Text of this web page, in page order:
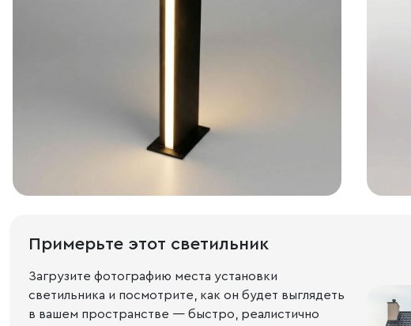
Примерьте этот светильник
Загрузите фотографию места установки
светильника и посмотрите, как он будет выглядеть
в вашем пространстве — быстро, реалистично